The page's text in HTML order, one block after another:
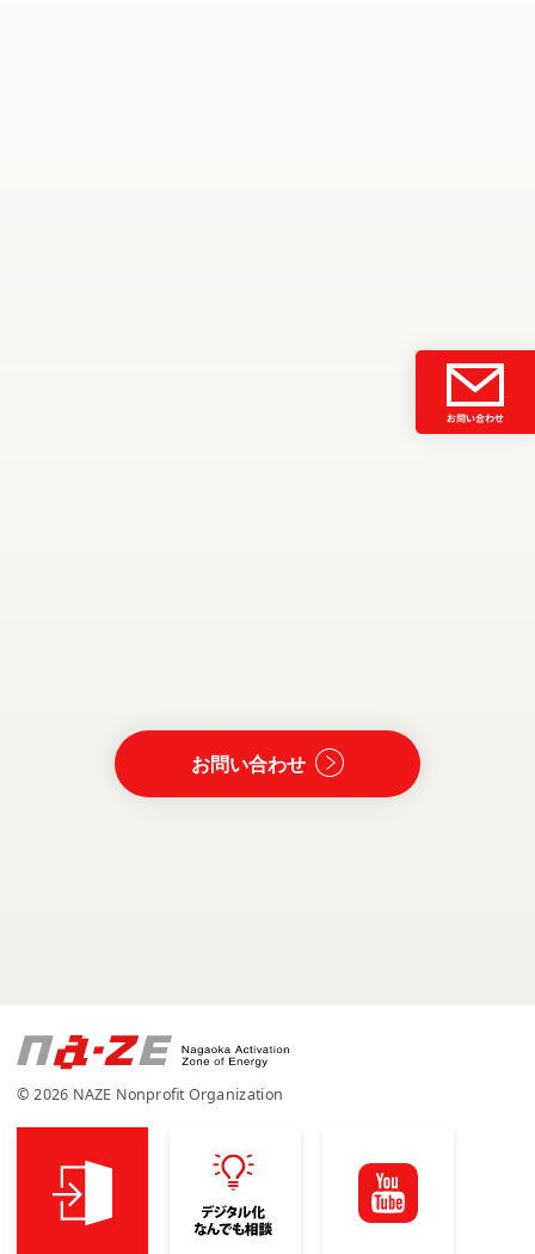
お問い合わせ
© 2026 NAZE Nonprofit Organization